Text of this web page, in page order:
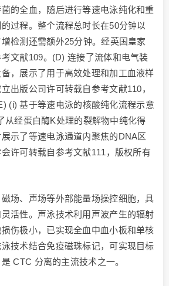
的全血，随后进行等速电泳纯化和重
过程。整个流程总时长在50分钟以
检测还需额外25分钟。经英国皇家
文献109。(D) 连接了流体和电气装
，展示了用于高效处理和加工血液样
出版公司许可转载自参考文献110，
(i) 基于等速电泳的核酸纯化流程示意
从经蛋白酶K处理的裂解物中纯化得
示了等速电泳通道内聚焦的DNA区
许可转载自参考文献111，版权所有
场、声场等外部能量场操控细胞，具
活性。声泳技术利用声波产生的辐射
伤极小，已实现全血中血小板和单核
技术结合免疫磁珠标记，可实现目标
CTC 分离的主流技术之一。